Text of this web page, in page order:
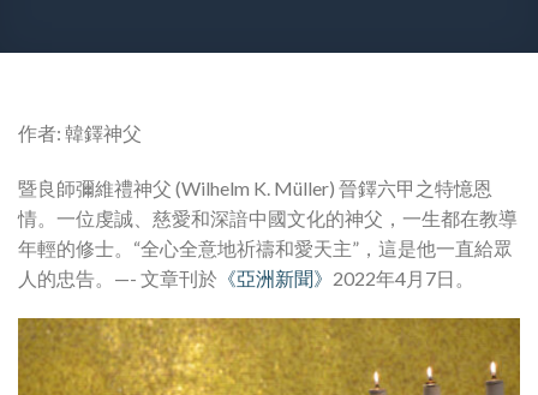
作者: 韓鐸神父
暨良師彌維禮神父 (Wilhelm K. Müller) 晉鐸六甲之特憶恩
情。一位虔誠、慈愛和深諳中國文化的神父，一生都在教導
年輕的修士。“全心全意地祈禱和愛天主”，這是他一直給眾
人的忠告。—- 文章刊於 《亞洲新聞》 2022年4月7日。